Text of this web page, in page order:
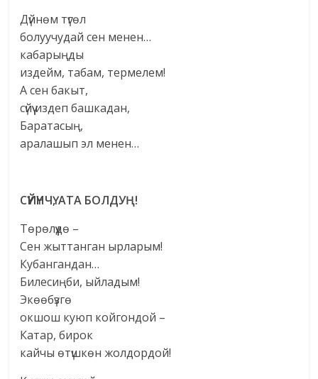
Дүйнөм түгөл
болуучудай сен менен…
кабарыңды
издейм, табам, термелем!
А сен бакыт,
сүйүү издеп башкадан,
Баратасың,
аралашып эл менен…
СҮЙҮНЧҮ, АТА БОЛДУҢ!
Төрөлүүдө –
Сен жыттанган ырларым!
Кубангандан…
Билесиңби, ыйладым!
Экөөбүзгө
окшош куюп койгондой –
Катар, бирок
кайчы өтүшкөн жолдордой!